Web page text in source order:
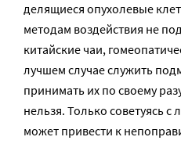
делящиеся опухолевые
методам воздействия не
китайские чаи,
лучшем случае служить
принимать их по своему
нельзя. Только советуясь
может привести к